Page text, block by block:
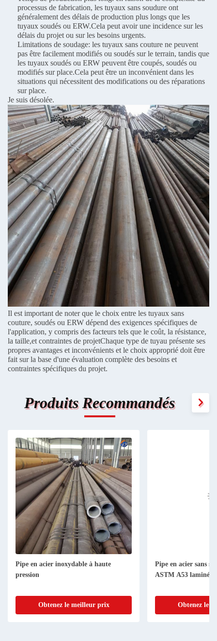
processus de fabrication, les tuyaux sans soudure ont
généralement des délais de production plus longs que les
tuyaux soudés ou ERW.Cela peut avoir une incidence sur les
délais du projet ou sur les besoins urgents.
Limitations de soudage: les tuyaux sans couture ne peuvent
pas être facilement modifiés ou soudés sur le terrain, tandis que
les tuyaux soudés ou ERW peuvent être coupés, soudés ou
modifiés sur place.Cela peut être un inconvénient dans les
situations qui nécessitent des modifications ou des réparations
sur place.
Je suis désolée.
Il est important de noter que le choix entre les tuyaux sans
couture, soudés ou ERW dépend des exigences spécifiques de
l'application, y compris des facteurs tels que le coût, la résistance,
la taille,et contraintes de projetChaque type de tuyau présente ses
propres avantages et inconvénients et le choix approprié doit être
fait sur la base d'une évaluation complète des besoins et
contraintes spécifiques du projet.
Produits Recommandés
Pipe en acier inoxydable à haute
pression
Obtenez le meilleur prix
Pipe en acier sans
ASTM A53 laminée
Obtenez le